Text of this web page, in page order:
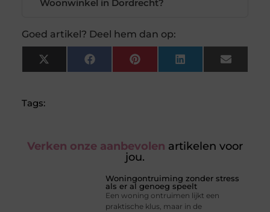
Woonwinkel in Dordrecht?
Goed artikel? Deel hem dan op:
X
(Twitter)
FacebookPinterest LinkedIn Email
Tags:
Verken onze aanbevolen artikelen voor
jou.
Woningontruiming zonder stress
als er al genoeg speelt
Een woning ontruimen lijkt een
praktische klus, maar in de